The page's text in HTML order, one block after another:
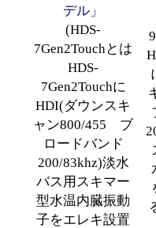
デル」
(HDS-
7Gen2Touchとは
HDS-
7Gen2Touchに
HDI(ダウンスキ
ャン800/455 ブ
ロードバンド
200/83khz)淡水
バス用スキマー
型水温内臓振動
子をエレキ設置